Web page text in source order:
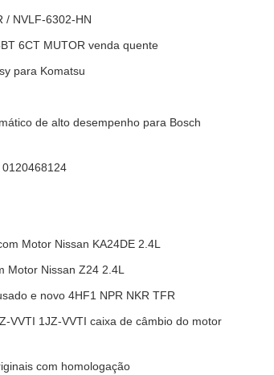
/ NVLF-6302-HN
6CT MUTOR venda quente
para Komatsu
de alto desempenho para Bosch
Motor Nissan KA24DE 2.4L
Motor Nissan Z24 2.4L
e novo 4HF1 NPR NKR TFR
VVTI 1JZ-VVTI caixa de câmbio do motor
com homologação